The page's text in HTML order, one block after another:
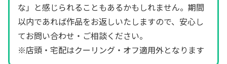
な」と感じられることもあるかもしれません。期間
以内であれば作品をお返しいたしますので、安心し
てお問い合わせ・ご相談ください。
※店頭・宅配はクーリング・オフ適用外となります